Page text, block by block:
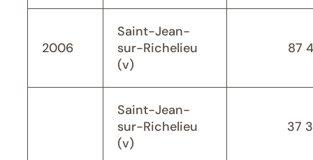
2006
Saint-Jean-
sur-Richelieu
(v)
87
Saint-Jean-
sur-Richelieu
(v)
37